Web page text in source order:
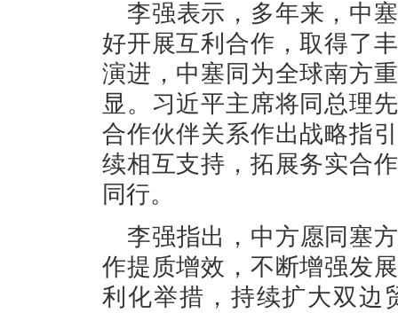
李强表示，多年来，中
好开展互利合作，取得了
演进，中塞同为全球南方
显。习近平主席将同总理
合作伙伴关系作出战略指
续相互支持，拓展务实合
同行。
李强指出，中方愿同塞
作提质增效，不断增强发
利化举措，持续扩大双边